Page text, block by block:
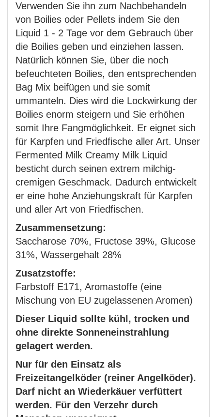
Verwenden Sie ihn zum Nachbehandeln
von Boilies oder Pellets indem Sie den
Liquid 1 - 2 Tage vor dem Gebrauch über
die Boilies geben und einziehen lassen.
Natürlich können Sie, über die noch
befeuchteten Boilies, den entsprechenden
Bag Mix beifügen und sie somit
ummanteln. Dies wird die Lockwirkung der
Boilies enorm steigern und Sie erhöhen
somit Ihre Fangmöglichkeit. Er eignet sich
für Karpfen und Friedfische aller Art. Unser
Fermented Milk Creamy Milk Liquid
besticht durch seinen extrem milchig-
cremigen Geschmack. Dadurch entwickelt
er eine hohe Anziehungskraft für Karpfen
und aller Art von Friedfischen.
Zusammensetzung:
Saccharose 70%, Fructose 39%, Glucose
31%, Wassergehalt 28%
Zusatzstoffe:
Farbstoff E171, Aromastoffe (eine
Mischung von EU zugelassenen Aromen)
Dieser Liquid sollte kühl, trocken und
ohne direkte Sonneneinstrahlung
gelagert werden.
Nur für den Einsatz als
Freizeitangelköder (reiner Angelköder).
Darf nicht an Wiederkäuer verfüttert
werden. Für den Verzehr durch